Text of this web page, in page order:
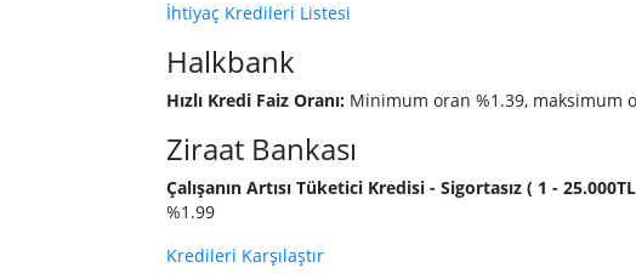
İhtiyaç Kredileri Listesi
Halkbank
Hızlı Kredi Faiz Oranı: Minimum oran %1.39, maksimum
Ziraat Bankası
Çalışanın Artısı Tüketici Kredisi - Sigortasız ( 1 -
%1.99
Kredileri Karşılaştır